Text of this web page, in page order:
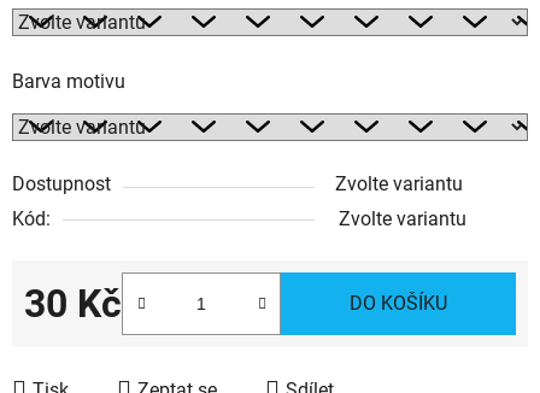
Barva motivu
Dostupnost
Zvolte variantu
Kód:
Zvolte variantu
30 Kč
Měrná cena:
DO KOŠÍKU